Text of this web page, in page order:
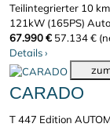
Teilintegrierter 10 km
121kW (165PS)
67.990 € 57.134 €
Details›
CARADO
T 447 Edition